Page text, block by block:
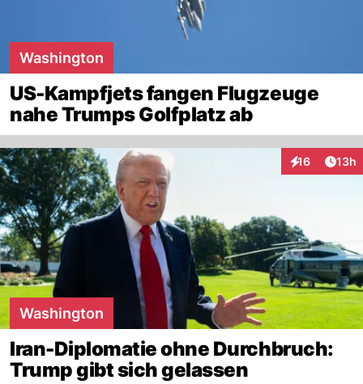
Washington
US-Kampfjets fangen Flugzeuge
nahe Trumps Golfplatz ab
16
Interaktionen
13h
Washington
Iran-Diplomatie ohne Durchbruch:
Trump gibt sich gelassen